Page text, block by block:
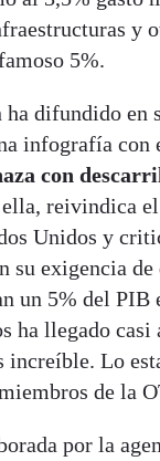
y
5%.
difundido en
infografía con
con
reivindica
Unidos y
su exigencia de
un 5% del PIB
ha llegado
increíble. Lo
de la
por la